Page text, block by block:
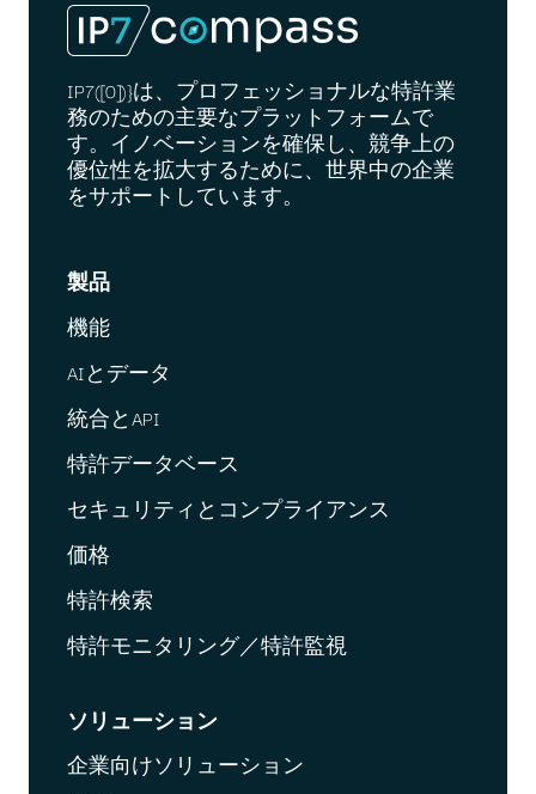
IP7([0])}は、プロフェッショナルな特許業
務のための主要なプラットフォームで
す。イノベーションを確保し、競争上の
優位性を拡大するために、世界中の企業
をサポートしています。
製品
機能
AIとデータ
統合とAPI
特許データベース
セキュリティとコンプライアンス
価格
特許検索
特許モニタリング／特許監視
ソリューション
企業向けソリューション